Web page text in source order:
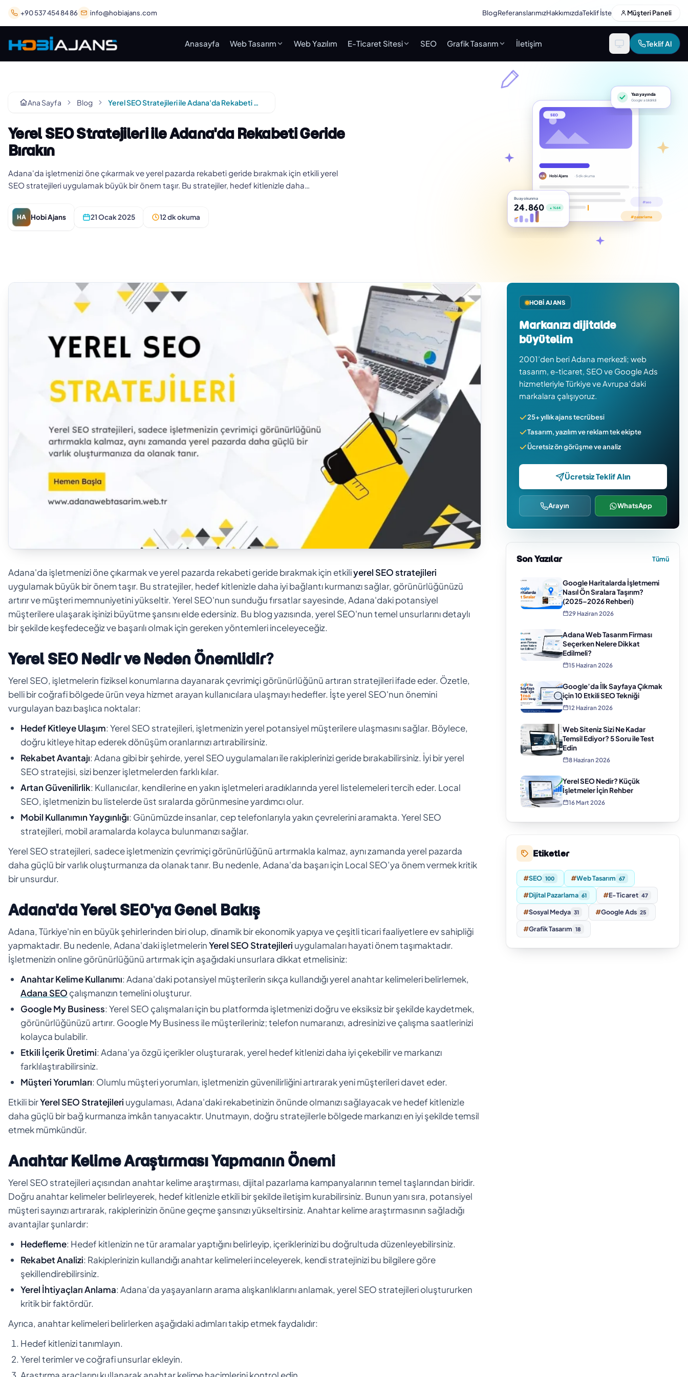
+90 537 454 84 86 info@hobiajans.com BlogReferanslarımızHakkımızdaTeklif İste Müşteri Paneli
Anasayfa Web Tasarım Web Yazılım E-Ticaret Sitesi SEO Grafik Tasarım İletişim Teklif Al
Ana Sayfa Blog Yerel SEO Stratejileri ile Adana'da Rekabeti Geride Bırakın
Yerel SEO Stratejileri ile Adana'da Rekabeti Geride
Bırakın
Adana'da işletmenizi öne çıkarmak ve yerel pazarda rekabeti geride bırakmak için etkili yerel
SEO stratejileri uygulamak büyük bir önem taşır. Bu stratejiler, hedef kitlenizle daha…
HA Hobi Ajans 21 Ocak 2025 12 dk okuma
SEO
HA Hobi Ajans · 5 dk okuma
Yazı yayında
Google’a bildirildi
Bu ay okunma
24.860 ▲ %64
Adana'da işletmenizi öne çıkarmak ve yerel pazarda rekabeti geride bırakmak için etkiliyerel SEO stratejileri
uygulamak büyük bir önem taşır. Bu stratejiler, hedef kitlenizle daha iyi bağlantı kurmanızı sağlar, görünürlüğünüzü
artırır ve müşteri memnuniyetini yükseltir. Yerel SEO'nun sunduğu fırsatlar sayesinde, Adana'daki potansiyel
müşterilere ulaşarak işinizi büyütme şansını elde edersiniz. Bu blog yazısında, yerel SEO'nun temel unsurlarını detaylı
bir şekilde keşfedeceğiz ve başarılı olmak için gereken yöntemleri inceleyeceğiz.
Yerel SEO Nedir ve Neden Önemlidir?
Yerel SEO, işletmelerin fiziksel konumlarına dayanarak çevrimiçi görünürlüğünü artıran stratejileri ifade eder. Özetle,
belli bir coğrafi bölgede ürün veya hizmet arayan kullanıcılara ulaşmayı hedefler. İşte yerel SEO'nun önemini
vurgulayan bazı başlıca noktalar:
Hedef Kitleye Ulaşım: Yerel SEO stratejileri, işletmenizin yerel potansiyel müşterilere ulaşmasını sağlar. Böylece,
doğru kitleye hitap ederek dönüşüm oranlarınızı artırabilirsiniz.
Rekabet Avantajı: Adana gibi bir şehirde, yerel SEO uygulamaları ile rakiplerinizi geride bırakabilirsiniz. İyi bir yerel
SEO stratejisi, sizi benzer işletmelerden farklı kılar.
Artan Güvenilirlik: Kullanıcılar, kendilerine en yakın işletmeleri aradıklarında yerel listelemeleri tercih eder. Local
SEO, işletmenizin bu listelerde üst sıralarda görünmesine yardımcı olur.
Mobil Kullanımın Yaygınlığı: Günümüzde insanlar, cep telefonlarıyla yakın çevrelerini aramakta. Yerel SEO
stratejileri, mobil aramalarda kolayca bulunmanızı sağlar.
Yerel SEO stratejileri, sadece işletmenizin çevrimiçi görünürlüğünü artırmakla kalmaz, aynı zamanda yerel pazarda
daha güçlü bir varlık oluşturmanıza da olanak tanır. Bu nedenle, Adana'da başarı için Local SEO’ya önem vermek kritik
bir unsurdur.
Adana'da Yerel SEO'ya Genel Bakış
Adana, Türkiye'nin en büyük şehirlerinden biri olup, dinamik bir ekonomik yapıya ve çeşitli ticari faaliyetlere ev sahipliği
yapmaktadır. Bu nedenle, Adana'daki işletmelerinYerel SEO Stratejileri uygulamaları hayati önem taşımaktadır.
İşletmenizin online görünürlüğünü artırmak için aşağıdaki unsurlara dikkat etmelisiniz:
Anahtar Kelime Kullanımı: Adana'daki potansiyel müşterilerin sıkça kullandığı yerel anahtar kelimeleri belirlemek,
Adana SEO çalışmanızın temelini oluşturur.
Google My Business: Yerel SEO çalışmaları için bu platformda işletmenizi doğru ve eksiksiz bir şekilde kaydetmek,
görünürlüğünüzü artırır. Google My Business ile müşterileriniz; telefon numaranızı, adresinizi ve çalışma saatlerinizi
kolayca bulabilir.
Etkili İçerik Üretimi: Adana’ya özgü içerikler oluşturarak, yerel hedef kitlenizi daha iyi çekebilir ve markanızı
farklılaştırabilirsiniz.
Müşteri Yorumları: Olumlu müşteri yorumları, işletmenizin güvenilirliğini artırarak yeni müşterileri davet eder.
Etkili birYerel SEO Stratejileri uygulaması, Adana'daki rekabetinizin önünde olmanızı sağlayacak ve hedef kitlenizle
daha güçlü bir bağ kurmanıza imkân tanıyacaktır. Unutmayın, doğru stratejilerle bölgede markanızı en iyi şekilde temsil
etmek mümkündür.
Anahtar Kelime Araştırması Yapmanın Önemi
Yerel SEO stratejileri açısından anahtar kelime araştırması, dijital pazarlama kampanyalarının temel taşlarından biridir.
Doğru anahtar kelimeler belirleyerek, hedef kitlenizle etkili bir şekilde iletişim kurabilirsiniz. Bunun yanı sıra, potansiyel
müşteri sayınızı artırarak, rakiplerinizin önüne geçme şansınızı yükseltirsiniz. Anahtar kelime araştırmasının sağladığı
avantajlar şunlardır:
Hedefleme: Hedef kitlenizin ne tür aramalar yaptığını belirleyip, içeriklerinizi bu doğrultuda düzenleyebilirsiniz.
Rekabet Analizi: Rakiplerinizin kullandığı anahtar kelimeleri inceleyerek, kendi stratejinizi bu bilgilere göre
şekillendirebilirsiniz.
Yerel İhtiyaçları Anlama: Adana'da yaşayanların arama alışkanlıklarını anlamak, yerel SEO stratejileri oluştururken
kritik bir faktördür.
Ayrıca, anahtar kelimeleri belirlerken aşağıdaki adımları takip etmek faydalıdır:
Hedef kitlenizi tanımlayın.
Yerel terimler ve coğrafi unsurlar ekleyin.
Araştırma araçlarını kullanarak anahtar kelime hacimlerini kontrol edin.
HOBI AJANS
Markanızı dijitalde
büyütelim
2001’den beri Adana merkezli; web
tasarım, e-ticaret, SEO ve Google Ads
hizmetleriyle Türkiye ve Avrupa’daki
markalara çalışıyoruz.
25+ yıllık ajans tecrübesi
Tasarım, yazılım ve reklam tek ekipte
Ücretsiz ön görüşme ve analiz
Ücretsiz Teklif Alın
Arayın WhatsApp
Son Yazılar Tümü
Google Haritalarda İşletmemi
Nasıl Ön Sıralara Taşırım?
(2025–2026 Rehberi)
29 Haziran 2026
Adana Web Tasarım Firması
Seçerken Nelere Dikkat
Edilmeli?
15 Haziran 2026
Google’da İlk Sayfaya Çıkmak
için 10 Etkili SEO Tekniği
12 Haziran 2026
Web Siteniz Sizi Ne Kadar
Temsil Ediyor? 5 Soru ile Test
Edin
8 Haziran 2026
Yerel SEO Nedir? Küçük
İşletmeler İçin Rehber
16 Mart 2026
Etiketler
#SEO 100 #Web Tasarım 67
#Dijital Pazarlama 61 #E-Ticaret 47
#Sosyal Medya 31 #Google Ads 25
#Grafik Tasarım 18